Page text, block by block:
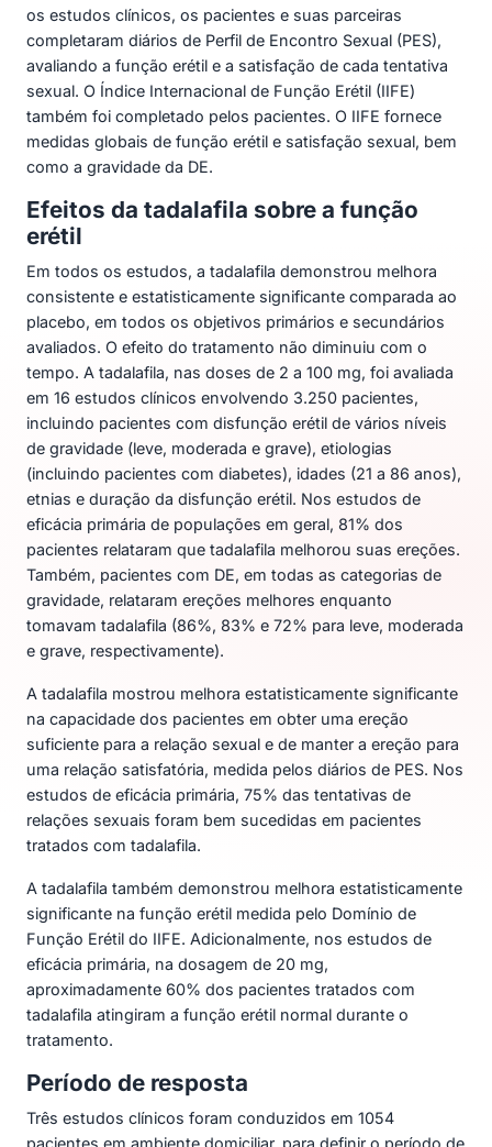
os estudos clínicos, os pacientes e suas parceiras
completaram diários de Perfil de Encontro Sexual (PES),
avaliando a função erétil e a satisfação de cada tentativa
sexual. O Índice Internacional de Função Erétil (IIFE)
também foi completado pelos pacientes. O IIFE fornece
medidas globais de função erétil e satisfação sexual, bem
como a gravidade da DE.
Efeitos da tadalafila sobre a função
erétil
Em todos os estudos, a tadalafila demonstrou melhora
consistente e estatisticamente significante comparada ao
placebo, em todos os objetivos primários e secundários
avaliados. O efeito do tratamento não diminuiu com o
tempo. A tadalafila, nas doses de 2 a 100 mg, foi avaliada
em 16 estudos clínicos envolvendo 3.250 pacientes,
incluindo pacientes com disfunção erétil de vários níveis
de gravidade (leve, moderada e grave), etiologias
(incluindo pacientes com diabetes), idades (21 a 86 anos),
etnias e duração da disfunção erétil. Nos estudos de
eficácia primária de populações em geral, 81% dos
pacientes relataram que tadalafila melhorou suas ereções.
Também, pacientes com DE, em todas as categorias de
gravidade, relataram ereções melhores enquanto
tomavam tadalafila (86%, 83% e 72% para leve, moderada
e grave, respectivamente).
A tadalafila mostrou melhora estatisticamente significante
na capacidade dos pacientes em obter uma ereção
suficiente para a relação sexual e de manter a ereção para
uma relação satisfatória, medida pelos diários de PES. Nos
estudos de eficácia primária, 75% das tentativas de
relações sexuais foram bem sucedidas em pacientes
tratados com tadalafila.
A tadalafila também demonstrou melhora estatisticamente
significante na função erétil medida pelo Domínio de
Função Erétil do IIFE. Adicionalmente, nos estudos de
eficácia primária, na dosagem de 20 mg,
aproximadamente 60% dos pacientes tratados com
tadalafila atingiram a função erétil normal durante o
tratamento.
Período de resposta
Três estudos clínicos foram conduzidos em 1054
pacientes em ambiente domiciliar, para definir o período de